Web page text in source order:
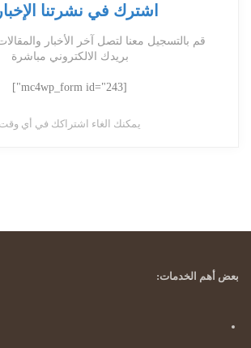
اشترك في نشرتنا
قم بالتسجيل معنا لتصل آخر الأخبار
بريدك الالكتروني مباشرة
[mc4wp_form id="243"]
يمكنك الغاء اشتراكك في أي وقت
بعض أهم الخدمات: